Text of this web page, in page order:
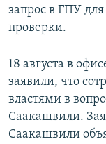
запрос в ГПУ
проверки.
18 августа в
заявили, что
властями в
Саакашвили.
Саакашвили